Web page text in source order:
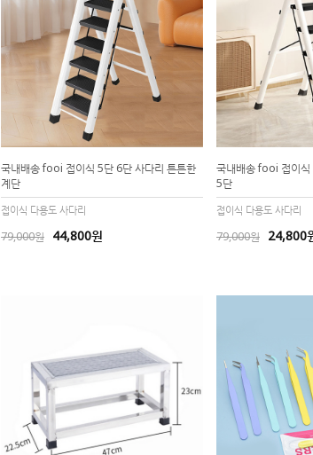
국내배송 fooi 접이식 5단 6단 사다리 튼튼한
계단
접이식 다용도 사다리
79,000원 44,800원
국내배송 fooi 접이
5단
접이식 다용도 사다리
79,000원 24,800